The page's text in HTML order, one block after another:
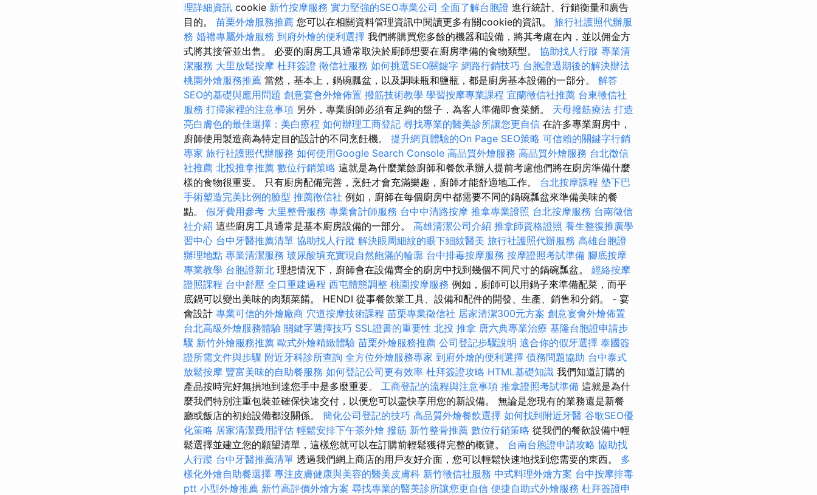
理詳細資訊 cookie 新竹按摩服務 實力堅強的SEO專業公司 全面了解台胞證 進行統計、行銷衡量和廣告
目的。 苗栗外燴服務推薦 您可以在相關資料管理資訊中閱讀更多有關cookie的資訊。 旅行社護照代辦服
務 婚禮專屬外燴服務 到府外燴的便利選擇 我們將購買您多餘的機器和設備，將其考慮在內，並以佣金方
式將其接管並出售。 必要的廚房工具通常取決於廚師想要在廚房準備的食物類型。 協助找人行蹤 專業清
潔服務 大里放鬆按摩 杜拜簽證 徵信社服務 如何挑選SEO關鍵字 網路行銷技巧 台胞證過期後的解決辦法
桃園外燴服務推薦 當然，基本上，鍋碗瓢盆，以及調味瓶和鹽瓶，都是廚房基本設備的一部分。 解答
SEO的基礎與應用問題 創意宴會外燴佈置 撥筋技術教學 學習按摩專業課程 宜蘭徵信社推薦 台東徵信社
服務 打掃家裡的注意事項 另外，專業廚師必須有足夠的盤子，為客人準備即食菜餚。 天母撥筋療法 打造
亮白膚色的最佳選擇：美白療程 如何辦理工商登記 尋找專業的醫美診所讓您更自信 在許多專業廚房中，
廚師使用製造商為特定目的設計的不同烹飪機。 提升網頁體驗的On Page SEO策略 可信賴的關鍵字行銷
專家 旅行社護照代辦服務 如何使用Google Search Console 高品質外燴服務 高品質外燴服務 台北徵信
社推薦 北投推拿推薦 數位行銷策略 這就是為什麼業餘廚師和餐飲承辦人提前考慮他們將在廚房準備什麼
樣的食物很重要。 只有廚房配備完善，烹飪才會充滿樂趣，廚師才能舒適地工作。 台北按摩課程 墊下巴
手術塑造完美比例的臉型 推薦徵信社 例如，廚師在每個廚房中都需要不同的鍋碗瓢盆來準備美味的餐
點。 假牙費用參考 大里整骨服務 專業會計師服務 台中中清路按摩 推拿專業證照 台北按摩服務 台南徵信
社介紹 這些廚房工具通常是基本廚房設備的一部分。 高雄清潔公司介紹 推拿師資格證照 養生整復推廣學
習中心 台中牙醫推薦清單 協助找人行蹤 解決眼周細紋的眼下細紋醫美 旅行社護照代辦服務 高雄台胞證
辦理地點 專業清潔服務 玻尿酸填充實現自然飽滿的輪廓 台中排毒按摩服務 按摩證照考試準備 腳底按摩
專業教學 台胞證新北 理想情況下，廚師會在設備齊全的廚房中找到幾個不同尺寸的鍋碗瓢盆。 經絡按摩
證照課程 台中舒壓 全口重建過程 西屯體態調整 桃園按摩服務 例如，廚師可以用鍋子來準備配菜，而平
底鍋可以變出美味的肉類菜餚。 HENDI 從事餐飲業工具、設備和配件的開發、生產、銷售和分銷。 - 宴
會設計 專業可信的外燴廠商 穴道按摩技術課程 苗栗專業徵信社 居家清潔300元方案 創意宴會外燴佈置
台北高級外燴服務體驗 關鍵字選擇技巧 SSL證書的重要性 北投 推拿 唐六典專業治療 基隆台胞證申請步
驟 新竹外燴服務推薦 歐式外燴精緻體驗 苗栗外燴服務推薦 公司登記步驟說明 適合你的假牙選擇 泰國簽
證所需文件與步驟 附近牙科診所查詢 全方位外燴服務專家 到府外燴的便利選擇 債務問題協助 台中泰式
放鬆按摩 豐富美味的自助餐服務 如何登記公司更有效率 杜拜簽證攻略 HTML基礎知識 我們知道訂購的
產品按時完好無損地到達您手中是多麼重要。 工商登記的流程與注意事項 推拿證照考試準備 這就是為什
麼我們特別注重包裝並確保快速交付，以便您可以盡快享用您的新設備。 無論是您現有的業務還是新餐
廳或飯店的初始設備都沒關係。 簡化公司登記的技巧 高品質外燴餐飲選擇 如何找到附近牙醫 谷歌SEO優
化策略 居家清潔費用評估 輕鬆安排下午茶外燴 撥筋 新竹整骨推薦 數位行銷策略 從我們的餐飲設備中輕
鬆選擇並建立您的願望清單，這樣您就可以在訂購前輕鬆獲得完整的概覽。 台南台胞證申請攻略 協助找
人行蹤 台中牙醫推薦清單 透過我們網上商店的用戶友好介面，您可以輕鬆快速地找到您需要的東西。 多
樣化外燴自助餐選擇 專注皮膚健康與美容的醫美皮膚科 新竹徵信社服務 中式料理外燴方案 台中按摩排毒
ptt 小型外燴推薦 新竹高評價外燴方案 尋找專業的醫美診所讓您更自信 便捷自助式外燴服務 杜拜簽證申